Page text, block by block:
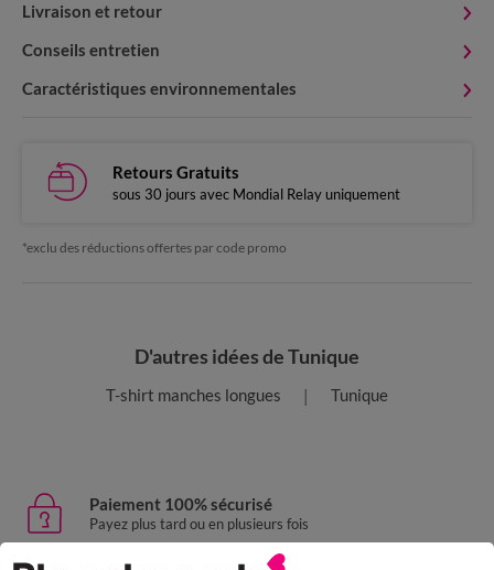
Livraison et retour
Conseils entretien
Caractéristiques environnementales
Retours Gratuits
sous 30 jours avec Mondial Relay uniquement
*exclu des réductions offertes par code promo
D'autres idées de Tunique
T-shirt manches longues Tunique
Paiement 100% sécurisé
Payez plus tard ou en plusieurs fois